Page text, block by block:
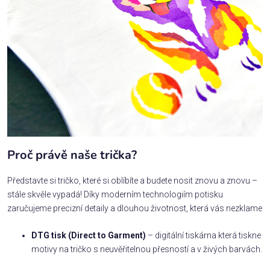
Proč právě naše trička?
Představte si tričko, které si oblíbíte a budete nosit znovu a znovu –
stále skvěle vypadá! Díky moderním technologiím potisku
zaručujeme precizní detaily a dlouhou životnost, která vás nezklame
DTG tisk (Direct to Garment) – digitální tiskárna která tiskne
motivy na tričko s neuvěřitelnou přesností a v živých barvách.